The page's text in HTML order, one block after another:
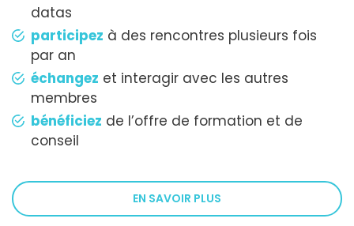
datas
participez à des rencontres plusieurs fois
par an
échangez et interagir avec les autres
membres
bénéficiez de l’offre de formation et de
conseil
EN SAVOIR PLUS